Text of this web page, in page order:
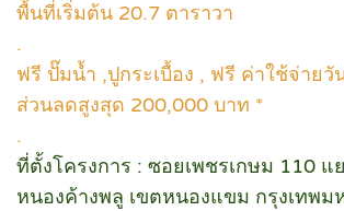
พื้นที่เริ่มต้น 20.7 ตาราวา
.
ฟรี ปั๊มน้ำ ,ปูกระเบื้อง , ฟรี ค่าใช้จ่ายวั
ส่วนลดสูงสุด 200,000 บาท *
.
ที่ตั้งโครงการ : ซอยเพชรเกษม 110 แ
หนองค้างพลู เขตหนองแขม กรุงเทพม